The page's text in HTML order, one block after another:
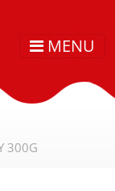
MENU
300G